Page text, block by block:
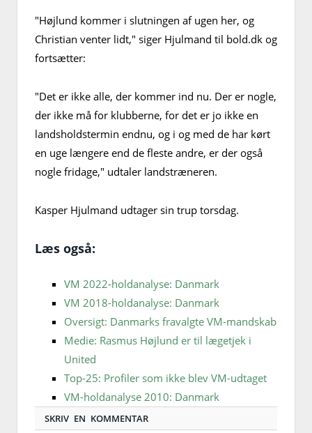
"Højlund kommer i slutningen af ugen her, og
Christian venter lidt," siger Hjulmand til bold.dk og
fortsætter:
"Det er ikke alle, der kommer ind nu. Der er nogle,
der ikke må for klubberne, for det er jo ikke en
landsholdstermin endnu, og i og med de har kørt
en uge længere end de fleste andre, er der også
nogle fridage," udtaler landstræneren.
Kasper Hjulmand udtager sin trup torsdag.
Læs også:
VM 2022-holdanalyse: Danmark
VM 2018-holdanalyse: Danmark
Oversigt: Danmarks fravalgte VM-mandskab
Medie: Rasmus Højlund er til lægetjek i
United
Top-25: Profiler som ikke blev VM-udtaget
VM-holdanalyse 2010: Danmark
SKRIV EN KOMMENTAR